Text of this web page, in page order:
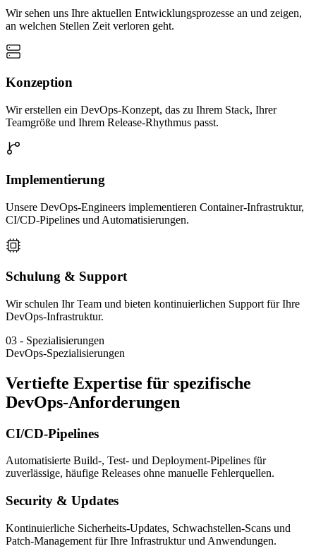
Wir sehen uns Ihre aktuellen Entwicklungsprozesse an und zeigen,
an welchen Stellen Zeit verloren geht.
Konzeption
Wir erstellen ein DevOps-Konzept, das zu Ihrem Stack, Ihrer
Teamgröße und Ihrem Release-Rhythmus passt.
Implementierung
Unsere DevOps-Engineers implementieren Container-Infrastruktur,
CI/CD-Pipelines und Automatisierungen.
Schulung & Support
Wir schulen Ihr Team und bieten kontinuierlichen Support für Ihre
DevOps-Infrastruktur.
03 - Spezialisierungen
DevOps-Spezialisierungen
Vertiefte Expertise für spezifische
DevOps-Anforderungen
CI/CD-Pipelines
Automatisierte Build-, Test- und Deployment-Pipelines für
zuverlässige, häufige Releases ohne manuelle Fehlerquellen.
Security & Updates
Kontinuierliche Sicherheits-Updates, Schwachstellen-Scans und
Patch-Management für Ihre Infrastruktur und Anwendungen.